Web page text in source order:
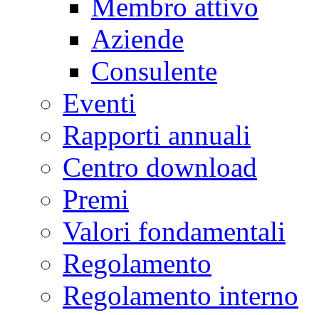
Membro attivo
Aziende
Consulente
Eventi
Rapporti annuali
Centro download
Premi
Valori fondamentali
Regolamento
Regolamento interno